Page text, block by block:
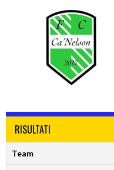
RISULTATI
Team